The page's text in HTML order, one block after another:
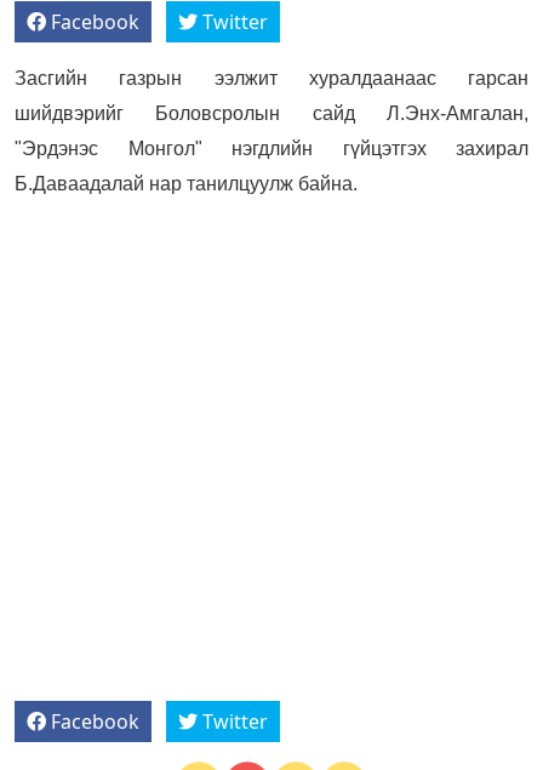
Facebook Twitter
Засгийн газрын ээлжит хуралдаанаас гарсан
шийдвэрийг Боловсролын сайд Л.Энх-Амгалан,
"Эрдэнэс Монгол" нэгдлийн гүйцэтгэх захирал
Б.Даваадалай нар танилцуулж байна.
Facebook Twitter